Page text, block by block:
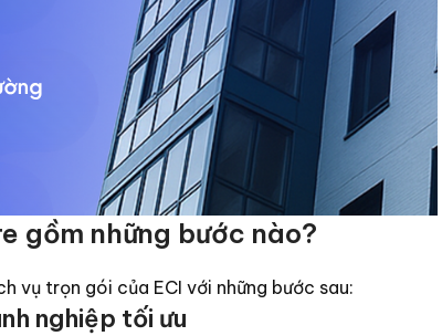
gồm những bước nào?
vụ trọn gói của ECI với những bước sau:
nghiệp tối ưu